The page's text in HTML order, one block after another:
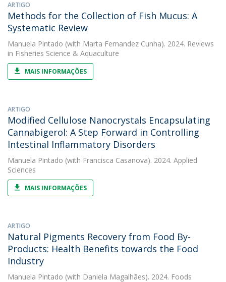
ARTIGO
Methods for the Collection of Fish Mucus: A
Systematic Review
Manuela Pintado (with Marta Fernandez Cunha). 2024. Reviews
in Fisheries Science & Aquaculture
MAIS INFORMAÇÕES
ARTIGO
Modified Cellulose Nanocrystals Encapsulating
Cannabigerol: A Step Forward in Controlling
Intestinal Inflammatory Disorders
Manuela Pintado (with Francisca Casanova). 2024. Applied
Sciences
MAIS INFORMAÇÕES
ARTIGO
Natural Pigments Recovery from Food By-
Products: Health Benefits towards the Food
Industry
Manuela Pintado (with Daniela Magalhães). 2024. Foods